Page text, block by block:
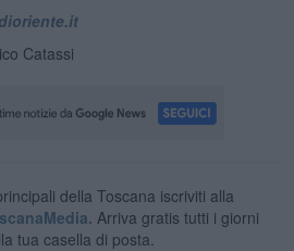
Catassi
della Toscana iscriviti alla
Arriva gratis tutti i giorni
tua casella di posta.